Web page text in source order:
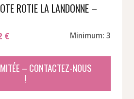
ROTIE LA LANDONNE –
€Le
actuel
est :
Minimum: 3
– CONTACTEZ-NOUS
!